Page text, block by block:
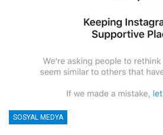
SOSYAL MEDYA